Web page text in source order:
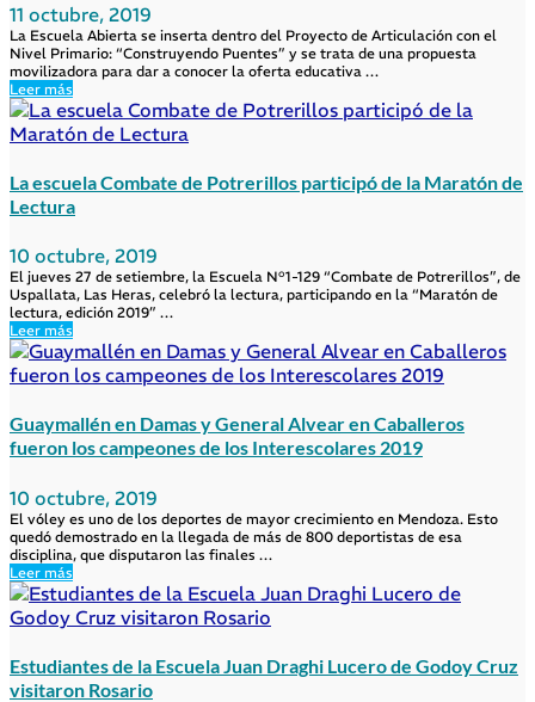
11 octubre, 2019
La Escuela Abierta se inserta dentro del Proyecto de Articulación con el
Nivel Primario: “Construyendo Puentes” y se trata de una propuesta
movilizadora para dar a conocer la oferta educativa …
Leer más
La escuela Combate de Potrerillos participó de la Maratón de
Lectura
10 octubre, 2019
El jueves 27 de setiembre, la Escuela N°1-129 “Combate de Potrerillos”, de
Uspallata, Las Heras, celebró la lectura, participando en la “Maratón de
lectura, edición 2019” …
Leer más
Guaymallén en Damas y General Alvear en Caballeros
fueron los campeones de los Interescolares 2019
10 octubre, 2019
El vóley es uno de los deportes de mayor crecimiento en Mendoza. Esto
quedó demostrado en la llegada de más de 800 deportistas de esa
disciplina, que disputaron las finales …
Leer más
Estudiantes de la Escuela Juan Draghi Lucero de Godoy Cruz
visitaron Rosario